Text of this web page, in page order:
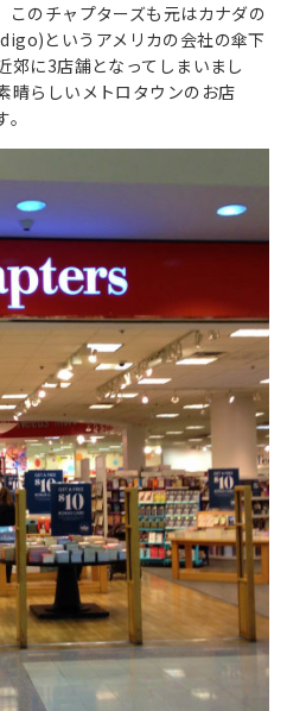
このチャプターズも元はカナダの
というアメリカの会社の傘下
郊に3店舗となってしまいまし
晴らしいメトロタウンのお店